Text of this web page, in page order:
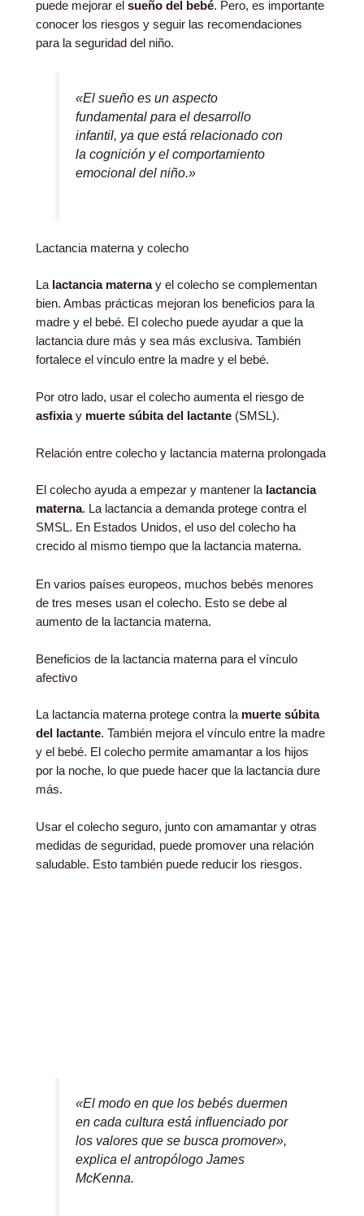
puede mejorar el sueño del bebé. Pero, es importante
conocer los riesgos y seguir las recomendaciones
para la seguridad del niño.
«El sueño es un aspecto
fundamental para el desarrollo
infantil, ya que está relacionado con
la cognición y el comportamiento
emocional del niño.»
Lactancia materna y colecho
La lactancia maternay el colecho se complementan
bien. Ambas prácticas mejoran los beneficios para la
madre y el bebé. El colecho puede ayudar a que la
lactancia dure más y sea más exclusiva. También
fortalece el vínculo entre la madre y el bebé.
Por otro lado, usar el colecho aumenta el riesgo de
asfixiay muerte súbita del lactante (SMSL).
Relación entre colecho y lactancia materna prolongada
El colecho ayuda a empezar y mantener la lactancia
materna. La lactancia a demanda protege contra el
SMSL. En Estados Unidos, el uso del colecho ha
crecido al mismo tiempo que la lactancia materna.
En varios países europeos, muchos bebés menores
de tres meses usan el colecho. Esto se debe al
aumento de la lactancia materna.
Beneficios de la lactancia materna para el vínculo
afectivo
La lactancia materna protege contra la muerte súbita
del lactante. También mejora el vínculo entre la madre
y el bebé. El colecho permite amamantar a los hijos
por la noche, lo que puede hacer que la lactancia dure
más.
Usar el colecho seguro, junto con amamantar y otras
medidas de seguridad, puede promover una relación
saludable. Esto también puede reducir los riesgos.
«El modo en que los bebés duermen
en cada cultura está influenciado por
los valores que se busca promover»,
explica el antropólogo James
McKenna.